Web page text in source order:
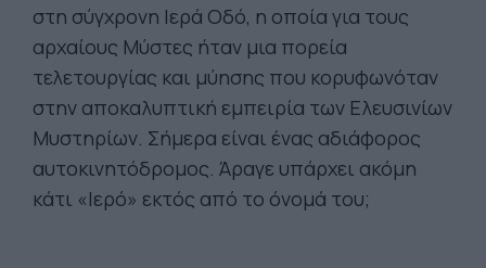
στη σύγχρονη Ιερά Οδό, η οποία για τους
αρχαίους Μύστες ήταν μια πορεία
τελετουργίας και μύησης που κορυφωνόταν
στην αποκαλυπτική εμπειρία των Ελευσινίων
Μυστηρίων. Σήμερα είναι ένας αδιάφορος
αυτοκινητόδρομος. Άραγε υπάρχει ακόμη
κάτι «Ιερό» εκτός από το όνομά του;